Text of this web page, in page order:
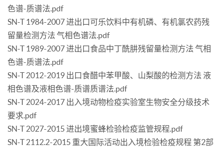
色谱-质谱法.pdf
SN-T 1984-2007 进出口可乐饮料中有机磷、有机氯农药残
留量检测方法 气相色谱法.pdf
SN-T 1989-2007 进出口食品中丁酰肼残留量检测方法 气相
色谱-质谱法.pdf
SN-T 2012-2019 出口食醋中苯甲酸、山梨酸的检测方法 液
相色谱及液相色谱-质谱质谱法.pdf
SN-T 2024-2017 出入境动物检疫实验室生物安全分级技术
要求.pdf
SN-T 2027-2015 进出境蜜蜂检验检疫监管规程.pdf
SN-T 2112.2-2015 重大国际活动出入境检验检疫规程 第2部